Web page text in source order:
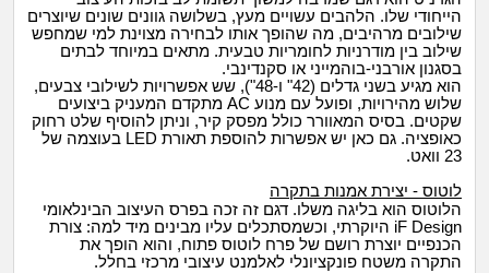
הייחודי שלו. הלהבים עשויים מעץ, בשלושה גוונים שונים שיוצרים
שילובים מרהיבים, מה שהופך אותו לבחירה מצוינת למי שמחפש
שילוב בין מודרניות לחומריות טבעית. מתאים במיוחד לבתים
בסגנון אורבני-בוהמייני או סקנדינבי.
הוא מגיע בשני גדלים (42" ו-48"), שש אפשרויות לשילובי צבעים,
שלוש מהירויות, ופועל עם מנוע AC מתקדם המעניק ביצועים
שקטים. בסיס המאוורר כולל מפסק קיר, וניתן להוסיף שלט רחוק
כאופציה. גם כאן יש אפשרות להוספת תאורת LED בעוצמה של
23 וואט.
לוטוס - יצירת אמנות בתקרה
הלוטוס הוא בליגה משלו. דגם זה זכה בפרס העיצוב הבינלאומי
iF Design היוקרתי, וכשמסתכלים עליו מבינים מיד למה: צורת
הכנפיים יוצרת רושם של פרח לוטוס פתוח, והוא הופך את
התקרה משטח פונקציונלי לאלמנט עיצובי מרכזי בחלל.